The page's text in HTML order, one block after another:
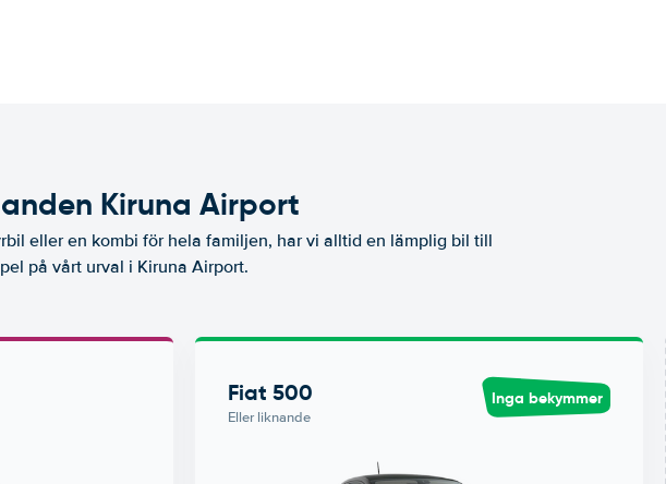
Kiruna Airport
eller en kombi för hela familjen, har vi alltid en lämplig bil till
på vårt urval i Kiruna Airport.
Fiat 500
Eller liknande
Inga bekymmer